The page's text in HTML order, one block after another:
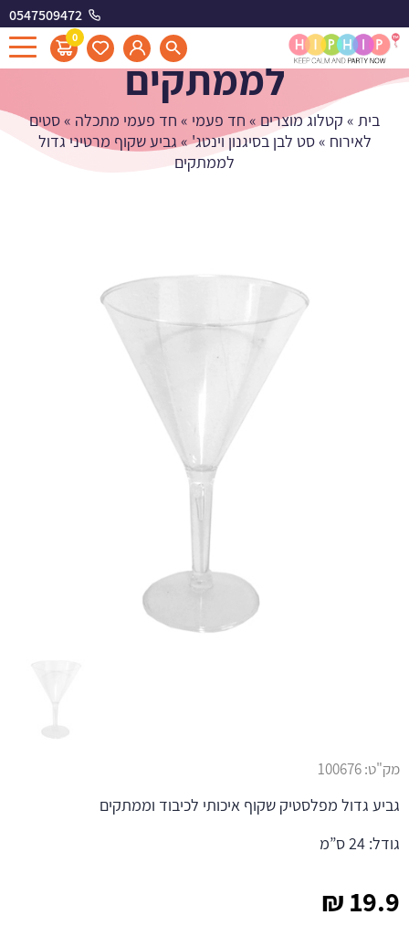
0547509472
0
גביע שקוף מרטיני גדול
לממתקים
בית » קטלוג מוצרים» חד פעמי » חד פעמי מתכלה »סטים
לאירוח »סט לבן בסיגנון וינטג'» גביע שקוף מרטיני גדול
לממתקים
19.9
₪
מק"ט:100676
גביע גדול מפלסטיק שקוף איכותי לכיבוד וממתקים
גודל: 24 ס”מ